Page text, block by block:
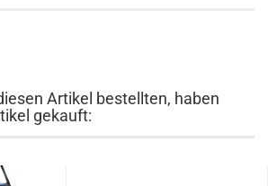
Artikel bestellten, haben
gekauft: